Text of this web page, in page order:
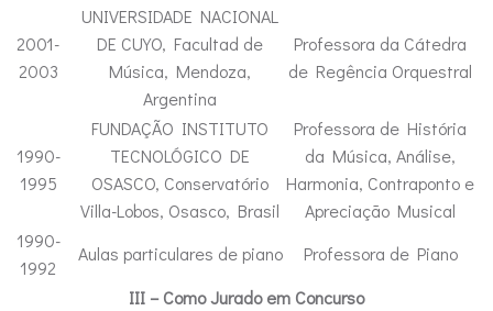
2001-
2003
UNIVERSIDADE NACIONAL
DE CUYO, Facultad de
Música, Mendoza,
Argentina
Professora da Cátedra
de Regência Orquestral
1990-
1995
FUNDAÇÃO INSTITUTO
TECNOLÓGICO DE
OSASCO, Conservatório
Villa-Lobos, Osasco, Brasil
Professora de História
da Música, Análise,
Harmonia, Contraponto e
Apreciação Musical
1990-
1992
Aulas particulares de piano
Professora de Piano
III – Como Jurado em Concurso